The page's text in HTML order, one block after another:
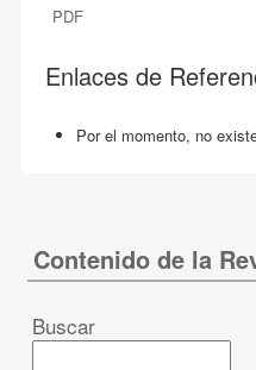
PDF
Enlaces de
Por el momento, no
Contenido de la
Buscar